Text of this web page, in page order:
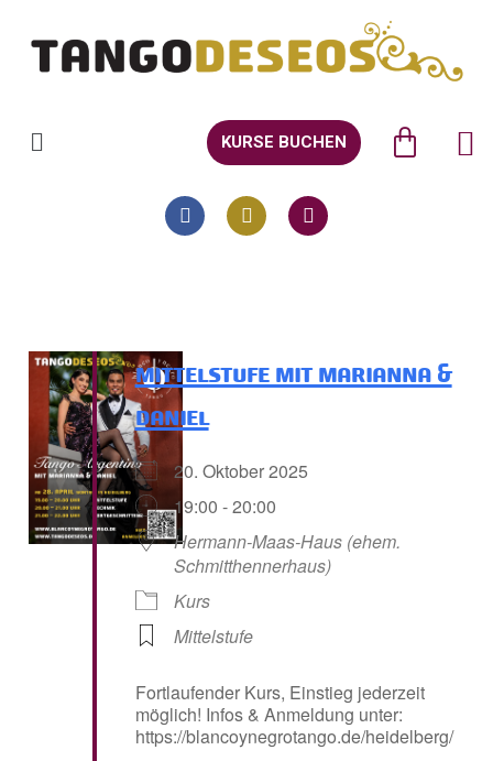
KURSE BUCHEN
mittelstufe mit marianna &
daniel
20. Oktober 2025
19:00 - 20:00
Hermann-Maas-Haus (ehem.
Schmitthennerhaus)
Kurs
Mittelstufe
Fortlaufender Kurs, Einstieg jederzeit
möglich! Infos & Anmeldung unter:
https://blancoynegrotango.de/heidelberg/